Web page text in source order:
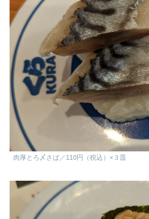
肉厚とろ〆さば／110円（税込）×３皿